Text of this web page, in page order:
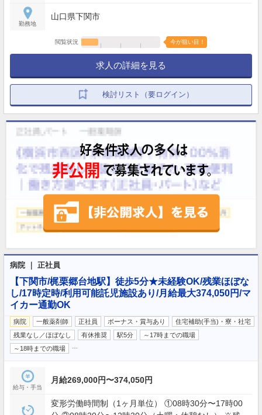
勤務地
山口県下関市
閲覧状況 今が狙い目！
求人の詳細を見る
検討リスト（要ログイン）
病院 ｜ 正社員
【下関市/梶栗郷台地駅】徒歩5分★未経験OK/残業ほぼな
し/17時定時/利用可能託児施設あり/月給最大374,050円/マ
イカー通勤OK
病院 一般薬剤師 正社員 ボーナス・賞与あり
住宅補助(手当)・寮・社宅
残業なし／ほぼなし
有休推奨 駅5分
～17時までの職場
～18時までの職場
給与・手当
月給269,000円〜374,050円
変形労働時間制（1ヶ月単位） ①08時30分〜17時00